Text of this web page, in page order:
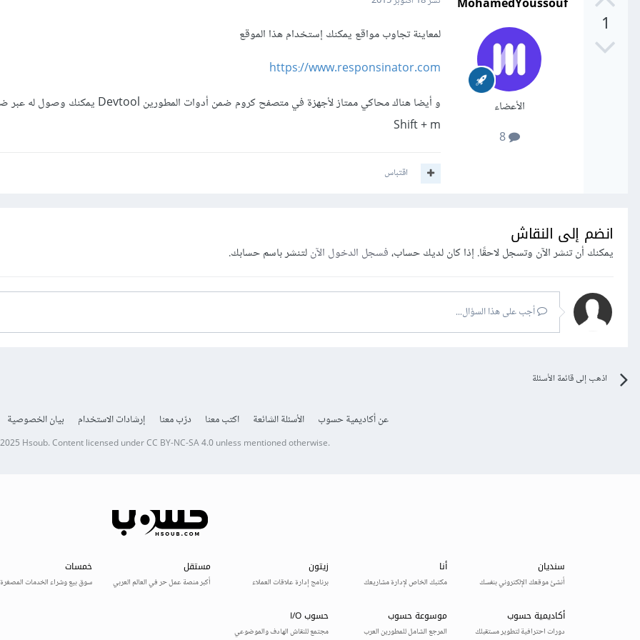
1
الأعضاء
8
لمعاينة تجاوب مواقع يمكنك إستخدام هذا الموقع
https://www.responsinator.com
Shift + m
اقتباس
انضم إلى النقاش
يمكنك أن تنشر الآن وتسجل لاحقًا. إذا كان لديك حساب،فسجل الدخول الآنلتنشر باسم حسابك.
أجب على هذا السؤال...
اذهب إلى قائمة الأسئلة
عن أكاديمية حسوب الأسئلة الشائعة اكتب معنا درّب معنا إرشادات الاستخدام بيان الخصوصية
Hsoub.Content licensed underCC BY-NC-SA 4.0unless mentioned otherwise.